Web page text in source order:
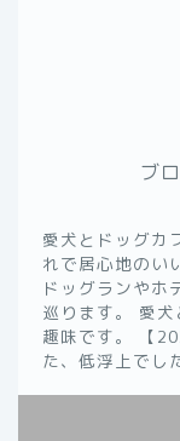
ブ
愛犬とドッグカ
れで居心地のい
ドッグランやホ
巡ります。 愛
趣味です。 【
た、低浮上でし